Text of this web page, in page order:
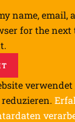
name, email,
for the next
reduzieren.